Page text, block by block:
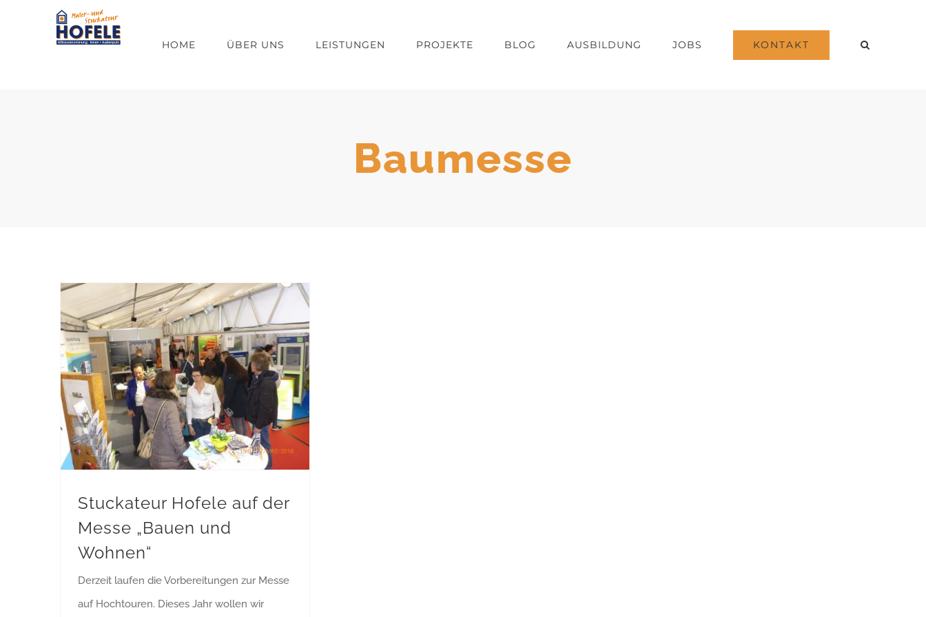
HOME ÜBER UNS LEISTUNGEN PROJEKTE BLOG AUSBILDUNG JOBS KONTAKT
Baumesse
Stuckateur Hofele auf der
Messe „Bauen und
Wohnen“
Derzeit laufen die Vorbereitungen zur Messe
auf Hochtouren. Dieses Jahr wollen wir